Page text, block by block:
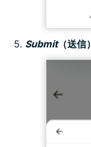
Submit（送信）